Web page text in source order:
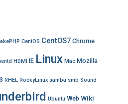
CentOS CentOS7 Chrome
HDMI IE Linux Mac Mozilla
RHEL RockyLinux samba smb Sound
Ubuntu Web Wiki